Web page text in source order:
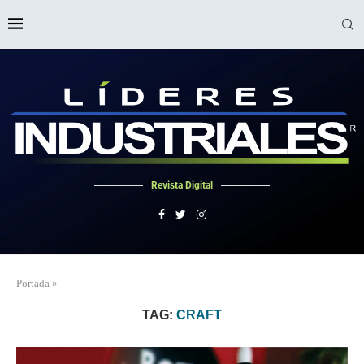
Revista Digital
Portada »
TAG: CRAFT